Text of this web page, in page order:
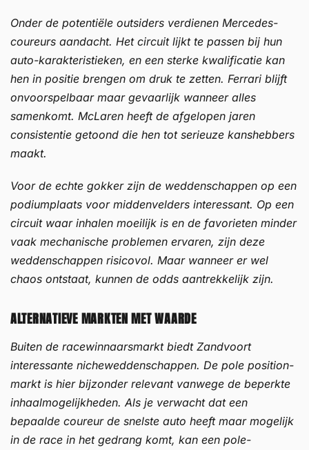
Onder de potentiële outsiders verdienen Mercedes-
coureurs aandacht. Het circuit lijkt te passen bij hun
auto-karakteristieken, en een sterke kwalificatie kan
hen in positie brengen om druk te zetten. Ferrari blijft
onvoorspelbaar maar gevaarlijk wanneer alles
samenkomt. McLaren heeft de afgelopen jaren
consistentie getoond die hen tot serieuze kanshebbers
maakt.
Voor de echte gokker zijn de weddenschappen op een
podiumplaats voor middenvelders interessant. Op een
circuit waar inhalen moeilijk is en de favorieten minder
vaak mechanische problemen ervaren, zijn deze
weddenschappen risicovol. Maar wanneer er wel
chaos ontstaat, kunnen de odds aantrekkelijk zijn.
ALTERNATIEVE MARKTEN MET WAARDE
Buiten de racewinnaarsmarkt biedt Zandvoort
interessante nicheweddenschappen. De pole position-
markt is hier bijzonder relevant vanwege de beperkte
inhaalmogelijkheden. Als je verwacht dat een
bepaalde coureur de snelste auto heeft maar mogelijk
in de race in het gedrang komt, kan een pole-